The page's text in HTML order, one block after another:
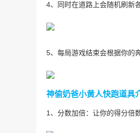
4、同时在道路上会随机刷新
5、每局游戏结束会根据你的
神偷奶爸小黄人快跑道具
1、分数加倍：让你的得分倍